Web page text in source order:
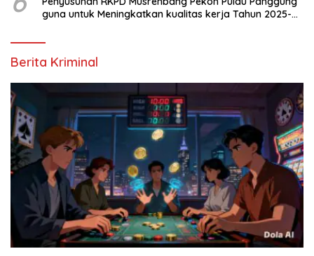
guna untuk Meningkatkan kualitas kerja Tahun 2025-
Berita Kriminal